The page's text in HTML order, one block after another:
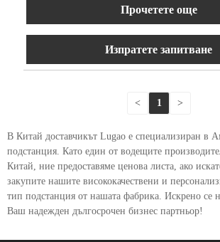
Прочетете още
Изпратете запитване
< 1 >
В Китай доставчикът Lugao е специализиран в
подстанция. Като един от водещите
Китай, ние предоставяме ценова листа, ако
закупите нашите висококачествени и
тип подстанция от нашата фабрика. Искрено се
Ваш надежден дългосрочен бизнес партньор!